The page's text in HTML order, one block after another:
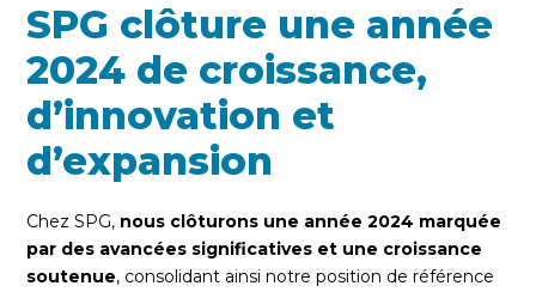
SPG clôture une année
2024 de croissance,
d’innovation et
d’expansion
Chez SPG, nous clôturons une année 2024 marquée
par des avancées significatives et une croissance
soutenue, consolidant ainsi notre position de référence